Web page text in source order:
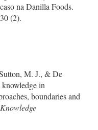
na Danilla Foods.
(2).
M. J., & De
in
boundaries and